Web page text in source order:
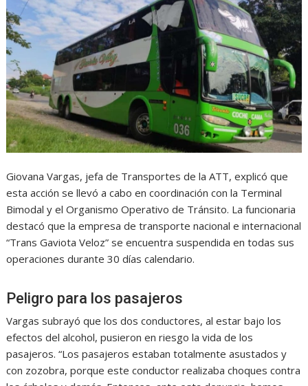
Giovana Vargas, jefa de Transportes de la ATT, explicó que
esta acción se llevó a cabo en coordinación con la Terminal
Bimodal y el Organismo Operativo de Tránsito. La funcionaria
destacó que la empresa de transporte nacional e internacional
“Trans Gaviota Veloz” se encuentra suspendida en todas sus
operaciones durante 30 días calendario.
Peligro para los pasajeros
Vargas subrayó que los dos conductores, al estar bajo los
efectos del alcohol, pusieron en riesgo la vida de los
pasajeros. “Los pasajeros estaban totalmente asustados y
con zozobra, porque este conductor realizaba choques contra